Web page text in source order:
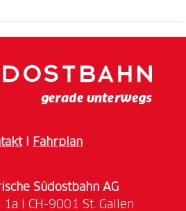
I Fahrplan
Südostbahn AG